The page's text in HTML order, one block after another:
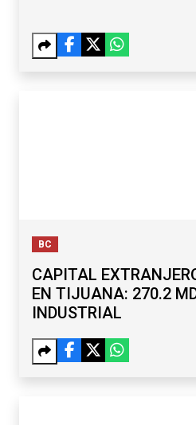
BC
CAPITAL
EN TIJUANA: 270.2
INDUSTRIAL